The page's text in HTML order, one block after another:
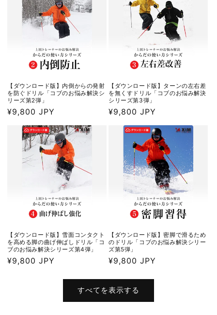
【ダウンロード版】内倒からの発射
を防ぐドリル「コブのお悩み解決シ
リーズ第2弾」
通
¥9,800 JPY
【ダウンロード版】ターンの左右差
を無くすドリル「コブのお悩み解決
シリーズ第3弾」
通
¥9,800 JPY
【ダウンロード版】雪面コンタクト
を高める脚の曲げ伸ばしドリル「コ
ブのお悩み解決シリーズ第4弾」
通
¥9,800 JPY
【ダウンロード版】密脚で滑るため
のドリル「コブのお悩み解決シリー
ズ第5弾」
通
価
格
¥9,800 JPY
すべてを表示する